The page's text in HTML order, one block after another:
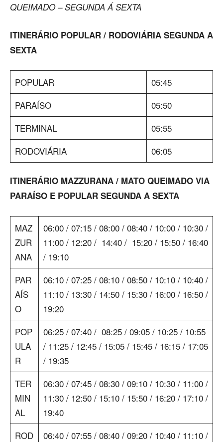
QUEIMADO – SEGUNDA Á SEXTA
ITINERÁRIO POPULAR / RODOVIÁRIA SEGUNDA A
SEXTA
POPULAR
05:45
PARAÍSO
05:50
TERMINAL
05:55
RODOVIÁRIA
06:05
ITINERÁRIO MAZZURANA / MATO QUEIMADO VIA
PARAÍSO E POPULAR SEGUNDA A SEXTA
MAZ
ZUR
ANA
06:00 / 07:15 / 08:00 / 08:40 / 10:00 / 10:30 /
11:00 / 12:20 / 14:40 / 15:20 / 15:50 / 16:40
/ 19:10
PAR
AÍS
O
06:10 / 07:25 / 08:10 / 08:50 / 10:10 / 10:40 /
11:10 / 13:30 / 14:50 / 15:30 / 16:00 / 16:50 /
19:20
POP
ULA
R
06:25 / 07:40 / 08:25 / 09:05 / 10:25 / 10:55
/ 11:25 / 12:45 / 15:05 / 15:45 / 16:15 / 17:05
/ 19:35
TER
MIN
AL
06:30 / 07:45 / 08:30 / 09:10 / 10:30 / 11:00 /
11:30 / 12:50 / 15:10 / 15:50 / 16:20 / 17:10 /
19:40
ROD
06:40 / 07:55 / 08:40 / 09:20 / 10:40 / 11:10 /